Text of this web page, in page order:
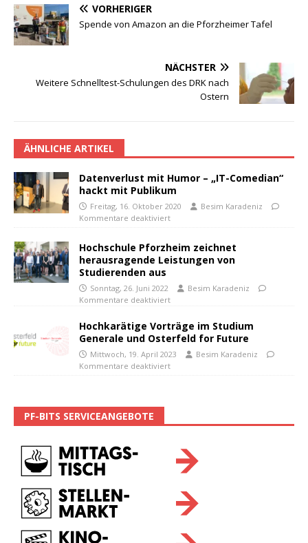
VORHERIGER
Spende von Amazon an die Pforzheimer Tafel
NÄCHSTER
Weitere Schnelltest-Schulungen des DRK nach
Ostern
ÄHNLICHE ARTIKEL
Datenverlust mit Humor – „IT-Comedian“
hackt mit Publikum
Freitag, 16. Oktober 2020
Besim Karadeniz
Kommentare deaktiviert
Hochschule Pforzheim zeichnet
herausragende Leistungen von
Studierenden aus
Sonntag, 26. Juni 2022
Besim Karadeniz
Kommentare deaktiviert
Hochkarätige Vorträge im Studium
Generale und Osterfeld for Future
Mittwoch, 19. April 2023
Besim Karadeniz
Kommentare deaktiviert
PF-BITS SERVICEANGEBOTE